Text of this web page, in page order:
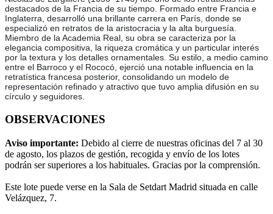
destacados de la Francia de su tiempo. Formado entre Francia e
Inglaterra, desarrolló una brillante carrera en París, donde se
especializó en retratos de la aristocracia y la alta burguesía.
Miembro de la Academia Real, su obra se caracteriza por la
elegancia compositiva, la riqueza cromática y un particular interés
por la textura y los detalles ornamentales. Su estilo, a medio camino
entre el Barroco y el Rococó, ejerció una notable influencia en la
retratística francesa posterior, consolidando un modelo de
representación refinado y atractivo que tuvo amplia difusión en su
círculo y seguidores.
OBSERVACIONES
Aviso importante: Debido al cierre de nuestras oficinas del 7 al 30
de agosto, los plazos de gestión, recogida y envío de los lotes
podrán ser superiores a los habituales. Gracias por la comprensión.
Este lote puede verse en la Sala de Setdart Madrid situada en calle
Velázquez, 7.